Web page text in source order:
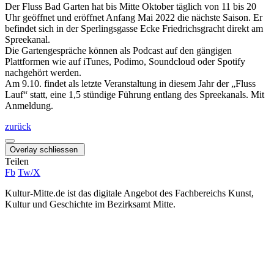
Der Fluss Bad Garten hat bis Mitte Oktober täglich von 11 bis 20
Uhr geöffnet und eröffnet Anfang Mai 2022 die nächste Saison. Er
befindet sich in der Sperlingsgasse Ecke Friedrichsgracht direkt am
Spreekanal.
Die Gartengespräche können als Podcast auf den gängigen
Plattformen wie auf iTunes, Podimo, Soundcloud oder Spotify
nachgehört werden.
Am 9.10. findet als letzte Veranstaltung in diesem Jahr der „Fluss
Lauf“ statt, eine 1,5 stündige Führung entlang des Spreekanals. Mit
Anmeldung.
zurück
Overlay schliessen
Teilen
Fb Tw/X
Kultur-Mitte.de ist das digitale Angebot des Fachbereichs Kunst,
Kultur und Geschichte im Bezirksamt Mitte.